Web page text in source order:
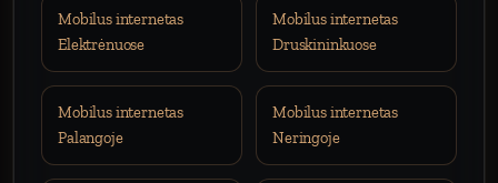
Mobilus internetas
Elektrėnuose
Mobilus internetas
Druskininkuose
Mobilus internetas
Palangoje
Mobilus internetas
Neringoje